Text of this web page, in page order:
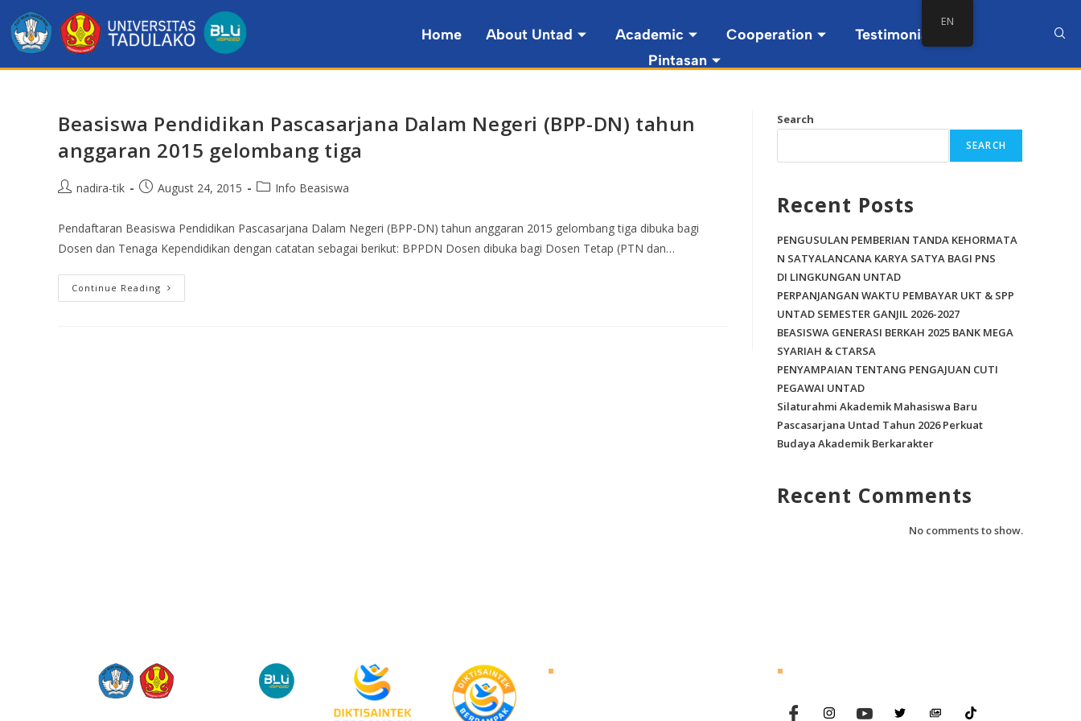
Home About Untad Academic Cooperation
Testimonial
Pintasan
Beasiswa Pendidikan Pascasarjana Dalam Negeri (BPP-DN) tahun
anggaran 2015 gelombang tiga
nadira-tik August 24, 2015 Info Beasiswa
Pendaftaran Beasiswa Pendidikan Pascasarjana Dalam Negeri (BPP-DN) tahun anggaran 2015 gelombang tiga dibuka bagi
Dosen dan Tenaga Kependidikan dengan catatan sebagai berikut: BPPDN Dosen dibuka bagi Dosen Tetap (PTN dan…
Continue Reading
Search
SEARCH
Recent Posts
PENGUSULAN PEMBERIAN TANDA KEHORMATA
N SATYALANCANA KARYA SATYA BAGI PNS
DI LINGKUNGAN UNTAD
PERPANJANGAN WAKTU PEMBAYAR UKT & SPP
UNTAD SEMESTER GANJIL 2026-2027
BEASISWA GENERASI BERKAH 2025 BANK MEGA
SYARIAH & CTARSA
PENYAMPAIAN TENTANG PENGAJUAN CUTI
PEGAWAI UNTAD
Silaturahmi Akademik Mahasiswa Baru
Pascasarjana Untad Tahun 2026 Perkuat
Budaya Akademik Berkarakter
Recent Comments
No comments to show.
EN